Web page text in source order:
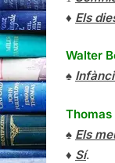
♦ Els
Walter
♠
Thomas
♠ Els
♦ Sí.